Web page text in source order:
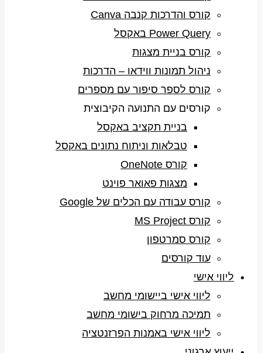
קורס והדרכות קנבה Canva
Power Query באקסל
קורס בניית מצגות
ניהול תמונות ווידאו – הדרכות
קורס לספר סיפור עם מספרים
קורסים עם התנועה הקיבוצית
בניית תקציב באקסל
טבלאות וניתוח נתונים באקסל
קורס OneNote
מצגות פאואר פוינט
קורס עבודה עם הכלים של Google
קורס MS Project
קורס סמרטפון
עוד קורסים
ליווי אישי
ליווי אישי ביישומי מחשב
תמיכה מרחוק בישומי מחשב
ליווי אישי באמנות הפרזנטציה